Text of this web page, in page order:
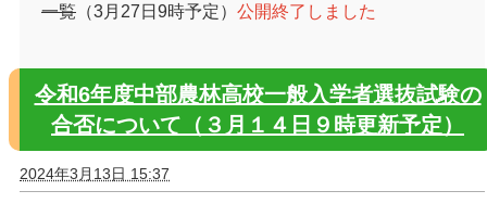
一覧 （3月27日9時予定） 公開終了しました
令和6年度中部農林高校一般入学者選抜試験の
合否について（３月１４日９時更新予定）
2024年3月13日 15:37